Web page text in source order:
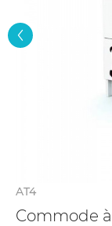
AT4
Commode